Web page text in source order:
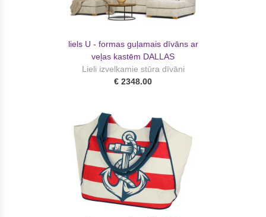
liels U - formas guļamais dīvāns ar
veļas kastēm DALLAS
Lieli izvelkamie stūra dīvāni
€ 2348.00